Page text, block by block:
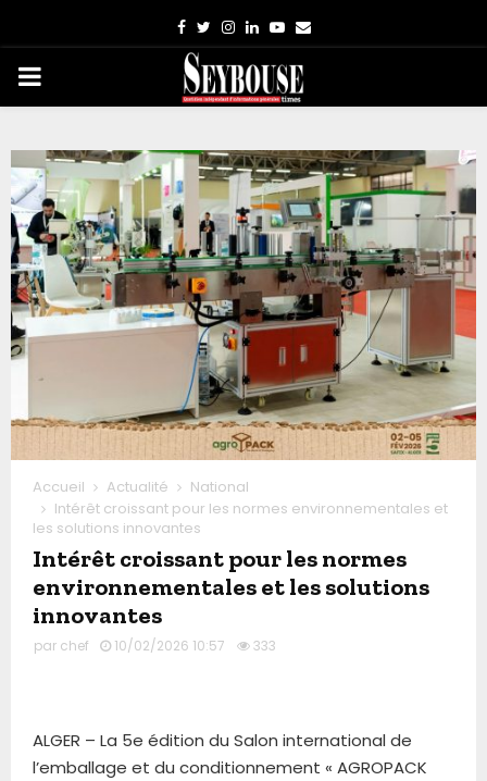
Facebook
TwitterInstagram
LinkedinYoutube
Email
PRIMARY
Accueil Actualité
National
Intérêt croissant pour les normes environnementales et
les solutions innovantes
Intérêt croissant pour les normes
environnementales et les solutions
innovantes
par chef 10/02/2026 10:57 333
ALGER – La 5e édition du Salon international de
l’emballage et du conditionnement « AGROPACK